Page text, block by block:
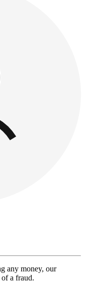
any money, our
a fraud.